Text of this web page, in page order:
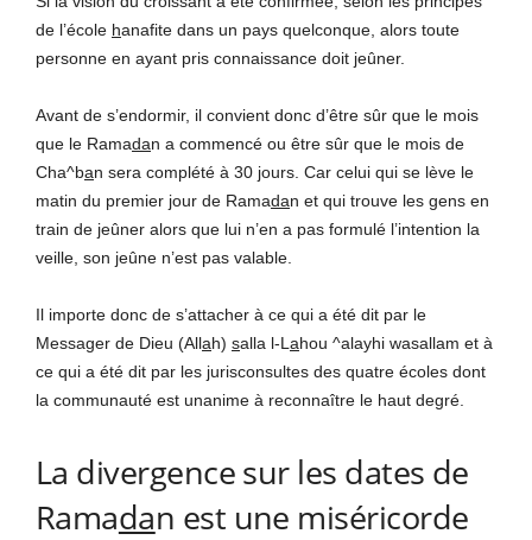
de l’école hanafite dans un pays quelconque, alors toute
personne en ayant pris connaissance doit jeûner.
Avant de s’endormir, il convient donc d’être sûr que le mois
que le Ramadan a commencé ou être sûr que le mois de
Cha^ban sera complété à 30 jours. Car celui qui se lève le
matin du premier jour de Ramadan et qui trouve les gens en
train de jeûner alors que lui n’en a pas formulé l’intention la
veille, son jeûne n’est pas valable.
Il importe donc de s’attacher à ce qui a été dit par le
Messager de Dieu (Allah) salla l-L ahou ^alayhi wasallam et à
ce qui a été dit par les jurisconsultes des quatre écoles dont
la communauté est unanime à reconnaître le haut degré.
La divergence sur les dates de
Ramadan est une miséricorde